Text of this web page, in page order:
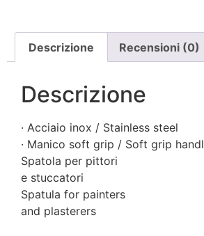
Descrizione Recensioni (0)
Descrizione
· Acciaio inox / Stainless steel
· Manico soft grip / Soft grip handl
Spatola per pittori
e stuccatori
Spatula for painters
and plasterers